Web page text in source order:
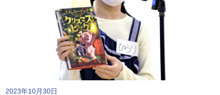
2023年10月30日